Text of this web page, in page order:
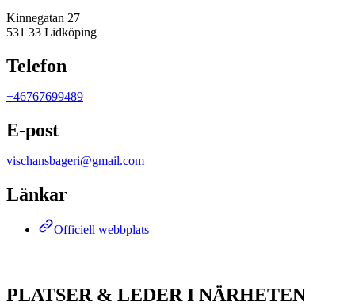
Kinnegatan 27
531 33 Lidköping
Telefon
+46767699489
E-post
vischansbageri@gmail.com
Länkar
Officiell webbplats
PLATSER & LEDER I NÄRHETEN